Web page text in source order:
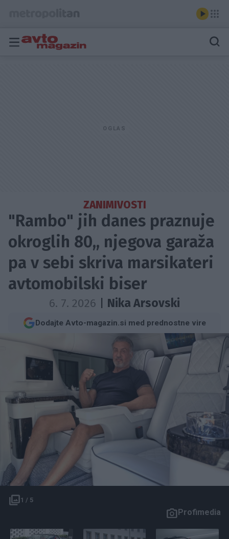
ZANIMIVOSTI
"Rambo" jih danes praznuje
okroglih 80,, njegova garaža
pa v sebi skriva marsikateri
avtomobilski biser
6. 7. 2026 Nika Arsovski
Dodajte Avto-magazin.si med prednostne vire
1 / 5
Profimedia